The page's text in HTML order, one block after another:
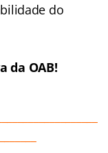
do
da OAB!